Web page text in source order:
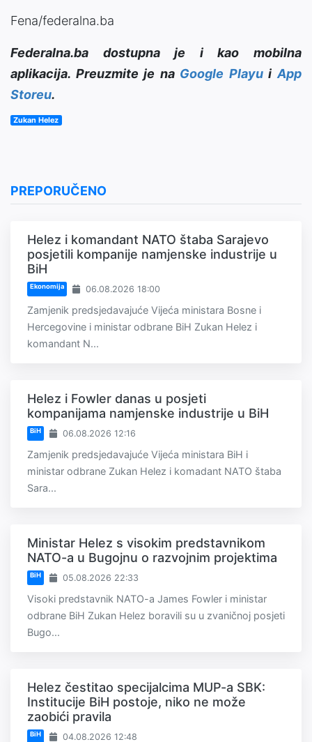
Fena/federalna.ba
Federalna.ba dostupna je i kao mobilna
aplikacija. Preuzmite je na Google PlayuiApp
Storeu.
Zukan Helez
PREPORUČENO
Helez i komandant NATO štaba Sarajevo
posjetili kompanije namjenske industrije u
BiH
Ekonomija 06.08.2026 18:00
Zamjenik predsjedavajuće Vijeća ministara Bosne i
Hercegovine i ministar odbrane BiH Zukan Helez i
komandant N...
Helez i Fowler danas u posjeti
kompanijama namjenske industrije u BiH
BiH 06.08.2026 12:16
Zamjenik predsjedavajuće Vijeća ministara BiH i
ministar odbrane Zukan Helez i komadant NATO štaba
Sara...
Ministar Helez s visokim predstavnikom
NATO-a u Bugojnu o razvojnim projektima
BiH 05.08.2026 22:33
Visoki predstavnik NATO-a James Fowler i ministar
odbrane BiH Zukan Helez boravili su u zvaničnoj posjeti
Bugo...
Helez čestitao specijalcima MUP-a SBK:
Institucije BiH postoje, niko ne može
zaobići pravila
BiH 04.08.2026 12:48